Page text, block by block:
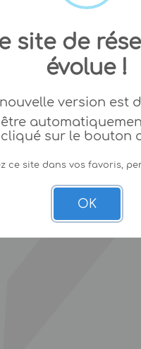
site de
évolue !
version est
sur le bouton
ce site dans vos favoris,
OK